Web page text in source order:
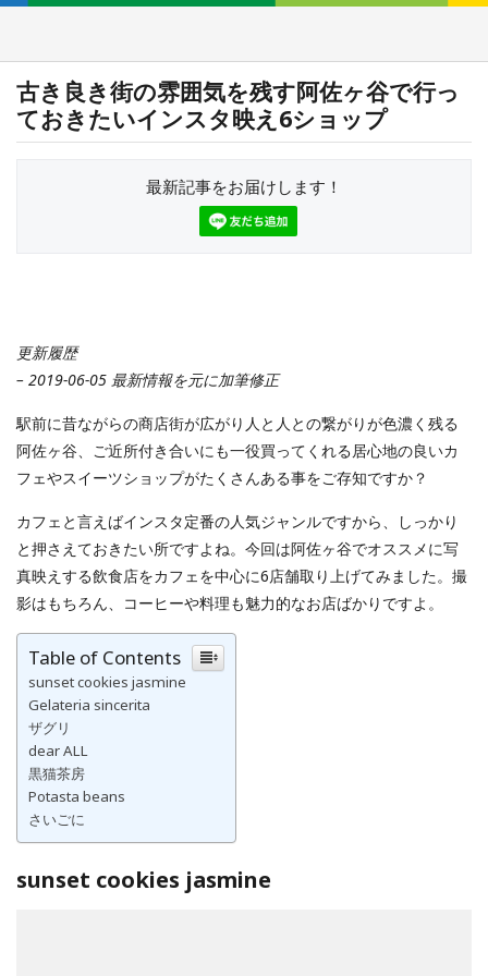
古き良き街の雰囲気を残す阿佐ヶ谷で行っ
ておきたいインスタ映え6ショップ
最新記事をお届けします！
更新履歴
– 2019-06-05 最新情報を元に加筆修正
駅前に昔ながらの商店街が広がり人と人との繋がりが色濃く残る
阿佐ヶ谷、ご近所付き合いにも一役買ってくれる居心地の良いカ
フェやスイーツショップがたくさんある事をご存知ですか？
カフェと言えばインスタ定番の人気ジャンルですから、しっかり
と押さえておきたい所ですよね。今回は阿佐ヶ谷でオススメに写
真映えする飲食店をカフェを中心に6店舗取り上げてみました。撮
影はもちろん、コーヒーや料理も魅力的なお店ばかりですよ。
Table of Contents
sunset cookies jasmine
Gelateria sincerita
ザグリ
dear ALL
黒猫茶房
Potasta beans
さいごに
sunset cookies jasmine